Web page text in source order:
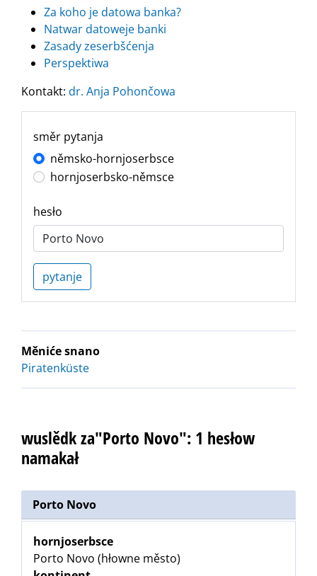
Za koho je datowa banka?
Natwar datoweje banki
Zasady zeserbšćenja
Perspektiwa
Kontakt: dr. Anja Pohončowa
směr pytanja
němsko-hornjoserbsce
hornjoserbsko-němsce
hesło
pytanje
Měniće snano
Piratenküste
wuslědk za"Porto Novo": 1 hesłow
namakał
Porto Novo
hornjoserbsce
Porto Novo (hłowne město)